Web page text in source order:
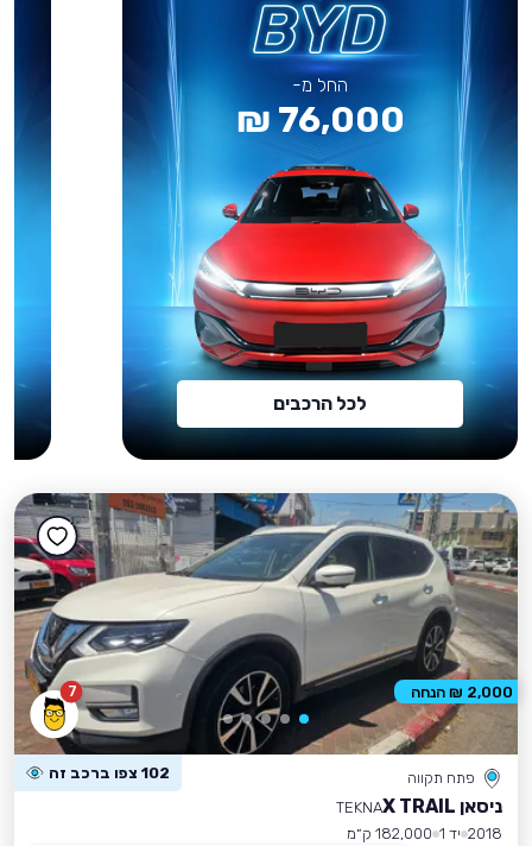
החל מ-
76,000 ₪
לכל הרכבים
7
פתח תקווה 102 צפו ברכב זה
ניסאן X TRAIL
TEKNA
2018 יד 1
182,000 ק״מ
2,000 ₪ הנחה